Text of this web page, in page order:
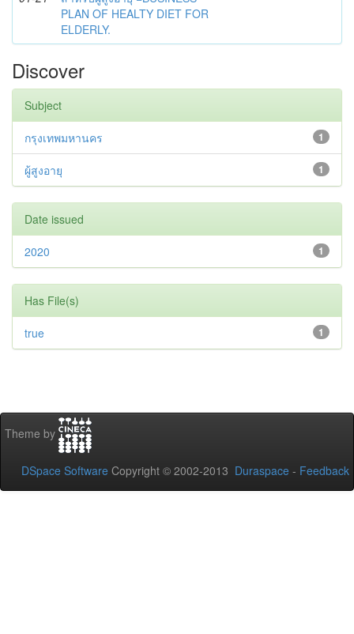
PLAN OF HEALTY DIET FOR
ELDERLY.
Discover
Subject
1
กรุงเทพมหานคร
1
ผู้สูงอายุ
Date issued
1
2020
Has File(s)
1
true
Theme by
DSpace Software Copyright © 2002-2013 Duraspace - Feedback